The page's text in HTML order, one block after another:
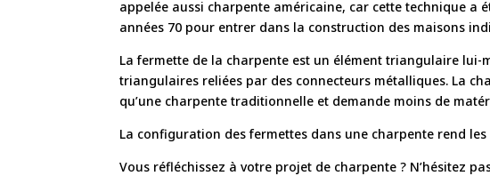
appelée aussi charpente américaine, car cette technique a
années 70 pour entrer dans la construction des maisons
La fermette de la charpente est un élément triangulaire lui-
triangulaires reliées par des connecteurs métalliques. La
qu’une charpente traditionnelle et demande moins de
La configuration des fermettes dans une charpente rend
Vous réfléchissez à votre projet de charpente ? N’hésitez